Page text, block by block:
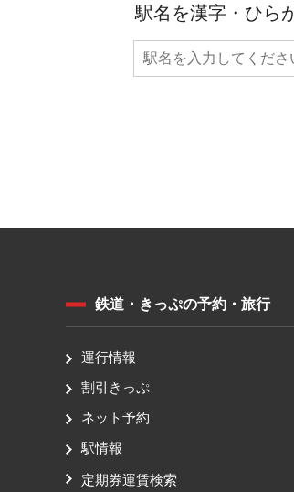
駅名を漢字・ひら
鉄道・きっぷの予約・旅行
運行情報
割引きっぷ
ネット予約
駅情報
定期券運賃検索